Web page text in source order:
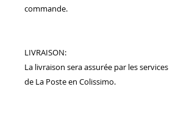
commande.
LIVRAISON:
La livraison sera assurée par les services
de La Poste en Colissimo.